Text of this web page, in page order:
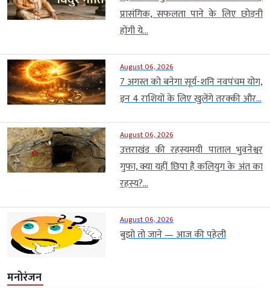
प्रासंगिक, सफलता पाने के लिए छोड़नी
होंगी ये...
August 06, 2026
7 अगस्त को बनेगा सूर्य-शनि नवपंचम योग,
इन 4 राशियों के लिए खुलेंगे तरक्की और...
August 06, 2026
उत्तराखंड की रहस्यमयी पाताल भुवनेश्वर
गुफा, क्या यहीं छिपा है कलियुग के अंत का
रहस्य?...
August 06, 2026
बुझो तो जाने — आज की पहेली
मनोरंजन